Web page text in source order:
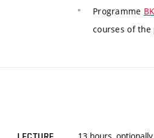
Programme
courses of the
LECTURE